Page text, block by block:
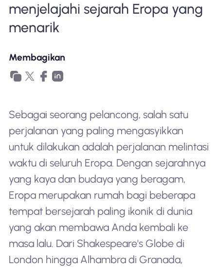
Menggunakan eSIM
Untuk bisnis
menjelajahi sejarah Eropa yang
menarik
Membagikan
Sebagai seorang pelancong, salah satu
perjalanan yang paling mengasyikkan
untuk dilakukan adalah perjalanan melintasi
waktu di seluruh Eropa. Dengan sejarahnya
yang kaya dan budaya yang beragam,
Eropa merupakan rumah bagi beberapa
tempat bersejarah paling ikonik di dunia
yang akan membawa Anda kembali ke
masa lalu. Dari Shakespeare's Globe di
London hingga Alhambra di Granada,